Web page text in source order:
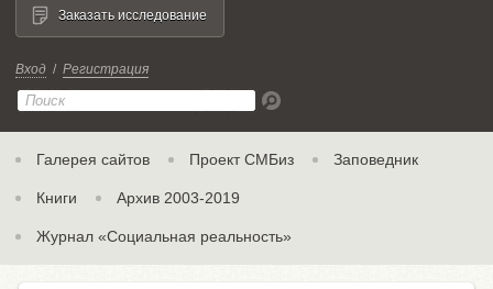
Вход / Регистрация
Галерея сайтов Проект СМБиз Заповедник
Книги Архив 2003-2019
Журнал «Социальная реальность»
Заказать исследование